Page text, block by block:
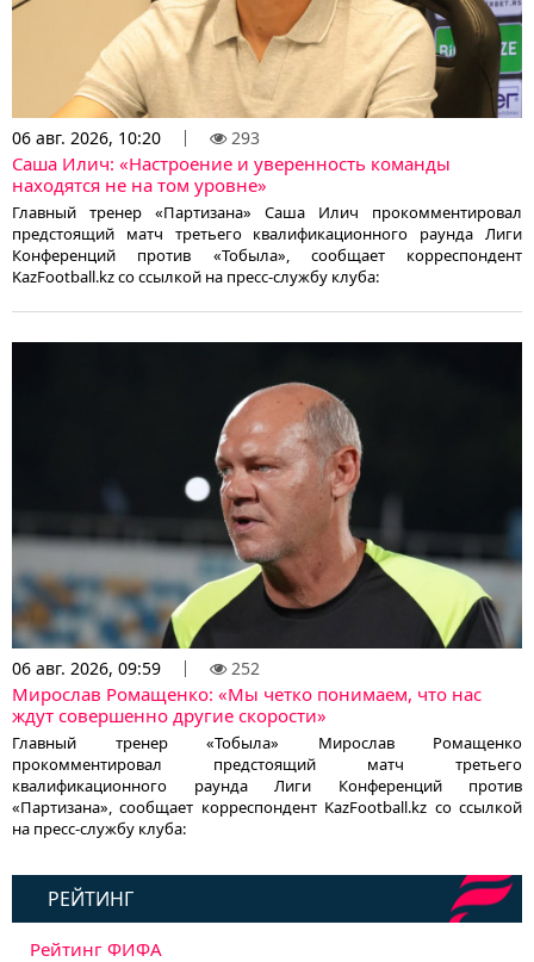
06 авг. 2026, 10:20 293
Саша Илич: «Настроение и уверенность команды
находятся не на том уровне»
Главный тренер «Партизана» Саша Илич прокомментировал
предстоящий матч третьего квалификационного раунда Лиги
Конференций против «Тобыла», сообщает корреспондент
KazFootball.kz со ссылкой на пресс-службу клуба:
06 авг. 2026, 09:59 252
Мирослав Ромащенко: «Мы четко понимаем, что нас
ждут совершенно другие скорости»
Главный тренер «Тобыла» Мирослав Ромащенко
прокомментировал предстоящий матч третьего
квалификационного раунда Лиги Конференций против
«Партизана», сообщает корреспондент KazFootball.kz со ссылкой
на пресс-службу клуба:
РЕЙТИНГ
Рейтинг ФИФА